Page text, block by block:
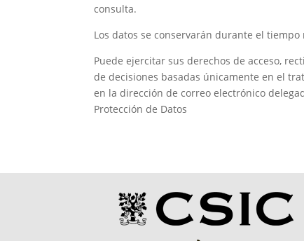
consulta.
Los datos se conservarán durante el
Puede ejercitar sus derechos de acceso,
de decisiones basadas únicamente en el
en la dirección de correo electrónico
Protección de Datos